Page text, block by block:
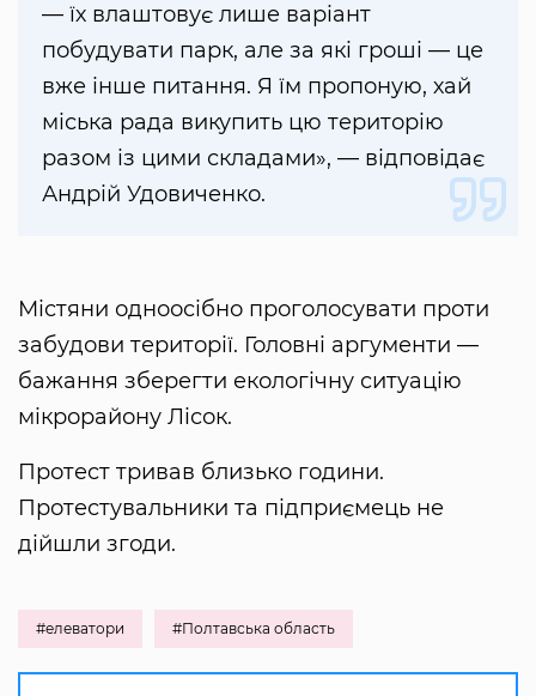
— їх влаштовує лише варіант
побудувати парк, але за які гроші — це
вже інше питання. Я їм пропоную, хай
міська рада викупить цю територію
разом із цими складами», — відповідає
Андрій Удовиченко.
Містяни одноосібно проголосувати проти
забудови території. Головні аргументи —
бажання зберегти екологічну ситуацію
мікрорайону Лісок.
Протест тривав близько години.
Протестувальники та підприємець не
дійшли згоди.
#елеватори #Полтавська область